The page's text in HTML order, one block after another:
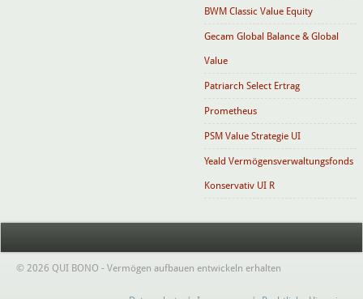
BWM Classic Value Equity
Gecam Global Balance & Global
Value
Patriarch Select Ertrag
Prometheus
PSM Value Strategie UI
Yeald Vermögensverwaltungsfonds
Konservativ UI R
© 2026 QUI BONO - Vermögen aufbauen entwickeln erhalten